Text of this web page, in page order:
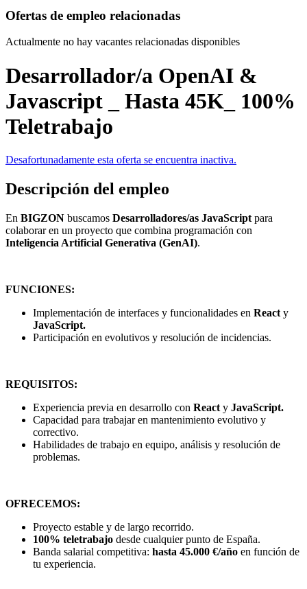
Ofertas de empleo relacionadas
Actualmente no hay vacantes relacionadas disponibles
Desarrollador/a OpenAI &
Javascript _ Hasta 45K_ 100%
Teletrabajo
Desafortunadamente esta oferta se encuentra inactiva.
Descripción del empleo
En BIGZON buscamos Desarrolladores/as JavaScript para
colaborar en un proyecto que combina programación con
Inteligencia Artificial Generativa (GenAI).
FUNCIONES:
Implementación de interfaces y funcionalidades en React y
JavaScript.
Participación en evolutivos y resolución de incidencias.
REQUISITOS:
Experiencia previa en desarrollo con React y JavaScript.
Capacidad para trabajar en mantenimiento evolutivo y
correctivo.
Habilidades de trabajo en equipo, análisis y resolución de
problemas.
OFRECEMOS:
Proyecto estable y de largo recorrido.
100% teletrabajo desde cualquier punto de España.
Banda salarial competitiva: hasta 45.000 €/año en función de
tu experiencia.